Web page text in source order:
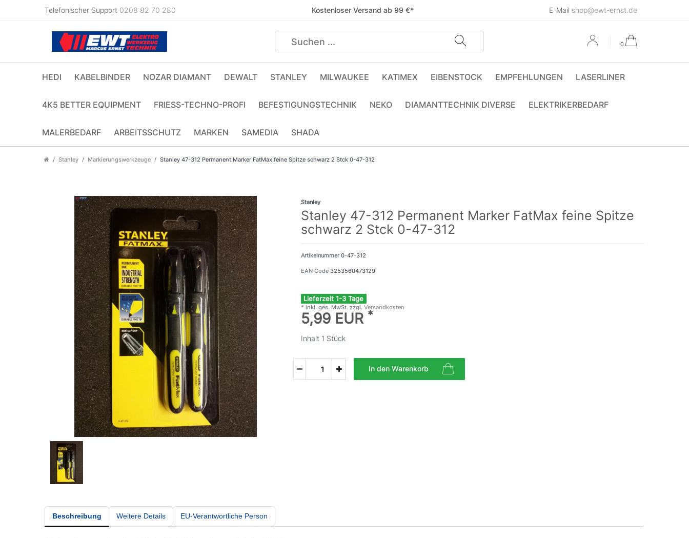
Telefonischer Support 0208 82 70 280 Kostenloser Versand ab 99 €* E-Mail shop@ewt-ernst.de
0
HEDI KABELBINDER NOZAR DIAMANT DEWALT STANLEY MILWAUKEE KATIMEX EIBENSTOCK EMPFEHLUNGEN LASERLINER
4K5 BETTER EQUIPMENT FRIESS-TECHNO-PROFI BEFESTIGUNGSTECHNIK NEKO DIAMANTTECHNIK DIVERSE ELEKTRIKERBEDARF
MALERBEDARF ARBEITSSCHUTZ MARKEN SAMEDIA SHADA
Stanley Markierungswerkzeuge Stanley 47-312 Permanent Marker FatMax feine Spitze schwarz 2 Stck 0-47-312
Stanley
Stanley 47-312 Permanent Marker FatMax feine Spitze
schwarz 2 Stck 0-47-312
Artikelnummer0-47-312
EAN Code 3253560473129
Lieferzeit 1-3 Tage
* inkl. ges. MwSt. zzgl. Versandkosten
5,99 EUR *
Inhalt 1 Stück
In den Warenkorb
Beschreibung Weitere Details EU-Verantwortliche Person